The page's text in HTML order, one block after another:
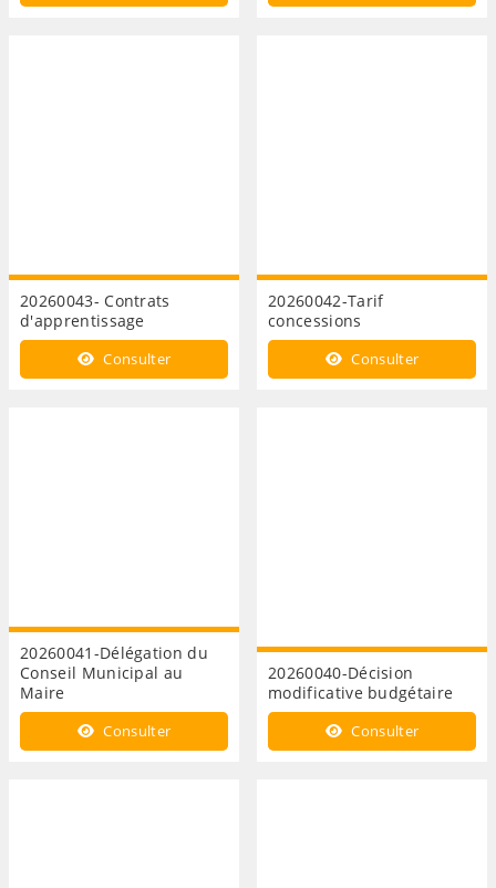
20260043- Contrats
d'apprentissage
Consulter
20260042-Tarif
concessions
Consulter
20260041-Délégation du
Conseil Municipal au
Maire
Consulter
20260040-Décision
modificative budgétaire
Consulter